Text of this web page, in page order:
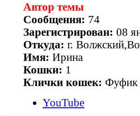
Автор темы
Сообщения: 74
Зарегистрирован: 08
Откуда: г.
Имя: Ирина
Кошки: 1
Клички кошек: Фуфик
YouTube